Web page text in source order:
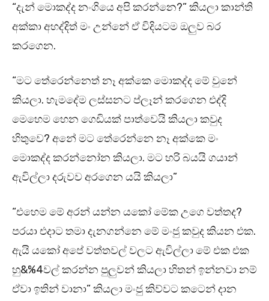
“දැන් මොකද්ද නංගියෙ අපි කරන්නෙ?” කියලා කාන්ති
අක්කා අහද්දිත් මං උන්නේ ඒ විදියටම ඔලුව බර
කරගෙන.
“මට තේරෙන්නෙත් නෑ අක්කෙ මොකද්ද මේ වුනේ
කියලා. හැමදේම ලස්සනට ප්ලෑන් කරගෙන එද්දි
මෙහෙම හෙන ගෙඩියක් පාත්වෙයි කියලා කවුද
හිතුවෙ? අනේ මට තේරෙන්නෙ නෑ අක්කෙ මං
මොකද්ද කරන්නෝන කියලා. මට හරි බයයි ගයාන්
ඇවිල්ලා දරුවව අරගෙන යයි කියලා”
“එහෙම මේ අරන් යන්න යකෝ මේක උගෙ වත්තද?
පරයා එදාට තමා දැනගන්නෙ මේ මංජු කවුද කියන එක.
ඇයි යකෝ අපේ වත්තවල් වලට ඇවිල්ලා මේ එක එක
හු&%4වල් කරන්න පුලුවන් කියලා හිතන් ඉන්නවා නම්
ඒවා ඉතින් වානා” කියලා මංජු කිව්වට කටෙන් දාන